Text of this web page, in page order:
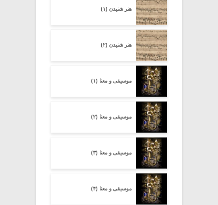
هنر شنیدن (۱)
هنر شنیدن (۲)
موسیقی و معنا (۱)
موسیقی و معنا (۲)
موسیقی و معنا (۳)
موسیقی و معنا (۴)